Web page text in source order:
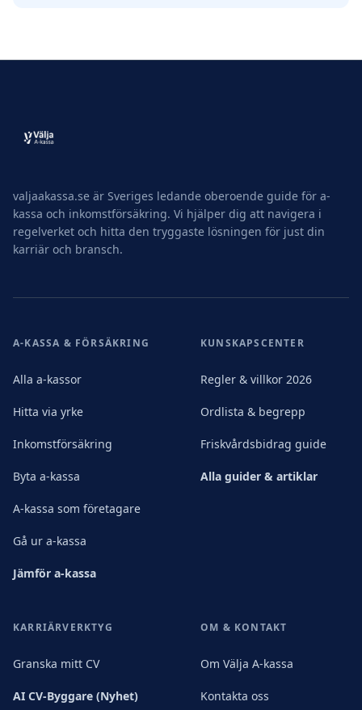
valjaakassa.se är Sveriges ledande oberoende guide för a-
kassa och inkomstförsäkring. Vi hjälper dig att navigera i
regelverket och hitta den tryggaste lösningen för just din
karriär och bransch.
A-KASSA & FÖRSÄKRING
Alla a-kassor
Hitta via yrke
Inkomstförsäkring
Byta a-kassa
A-kassa som företagare
Gå ur a-kassa
Jämför a-kassa
KUNSKAPSCENTER
Regler & villkor 2026
Ordlista & begrepp
Friskvårdsbidrag guide
Alla guider & artiklar
KARRIÄRVERKTYG
Granska mitt CV
AI CV-Byggare (Nyhet)
OM & KONTAKT
Om Välja A-kassa
Kontakta oss